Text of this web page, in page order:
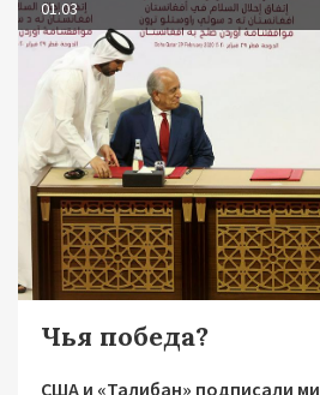
01.03
Чья победа?
США и «Талибан» подписали